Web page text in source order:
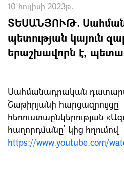
10 հուլիսի 2023թ.
ՏԵՍԱՆՅՈՒԹ.
պետության կայուն
երաշխավորն է,
Սահմանադրական
Շաթիրյանի հարցազրույցը
հեռուստաընկերության
հաղորդմանը՝ կից հղումով
https://www.youtube.com/